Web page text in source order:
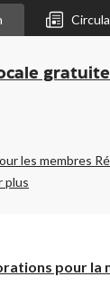
les membres
plus
pour la